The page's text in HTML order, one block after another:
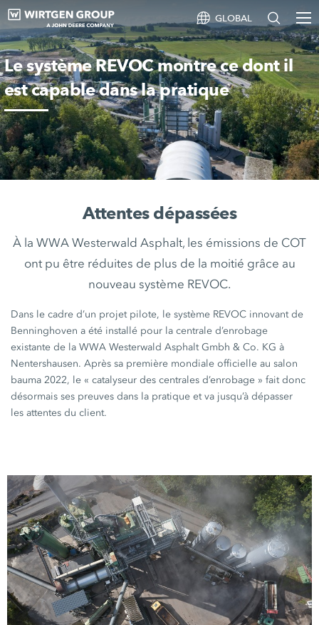
GLOBAL
Le système REVOC montre ce dont il
est capable dans la pratique
Attentes dépassées
À la WWA Westerwald Asphalt, les émissions de COT
ont pu être réduites de plus de la moitié grâce au
nouveau système REVOC.
Dans le cadre d’un projet pilote, le système REVOC innovant de
Benninghoven a été installé pour la centrale d’enrobage
existante de la WWA Westerwald Asphalt Gmbh & Co. KG à
Nentershausen. Après sa première mondiale officielle au salon
bauma 2022, le « catalyseur des centralesd’enrobage » fait donc
désormais ses preuves dans la pratique et va jusqu’à dépasser
les attentes du client.